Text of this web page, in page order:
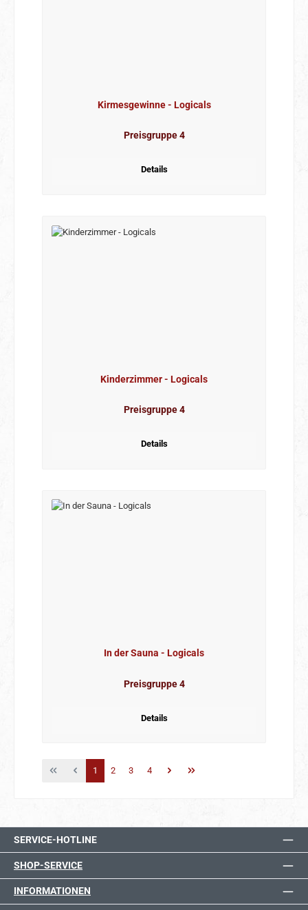
Kirmesgewinne - Logicals
Preisgruppe 4
Details
Kinderzimmer - Logicals
Preisgruppe 4
Details
In der Sauna - Logicals
Preisgruppe 4
Details
Seite
1 Seite
2 Seite
3 Seite
4
SERVICE-HOTLINE
SHOP-SERVICE
INFORMATIONEN